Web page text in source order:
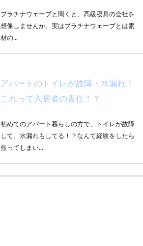
プラチナウェーブと聞くと、高級寝具の会社を
想像しませんか。実はプラチナウェーブとは素
材の...
アパートのトイレが故障・水漏れ！
これって入居者の責任！？
初めてのアパート暮らしの方で、トイレが故障
して、水漏れもしてる！？なんて経験をしたら
焦ってしまい...